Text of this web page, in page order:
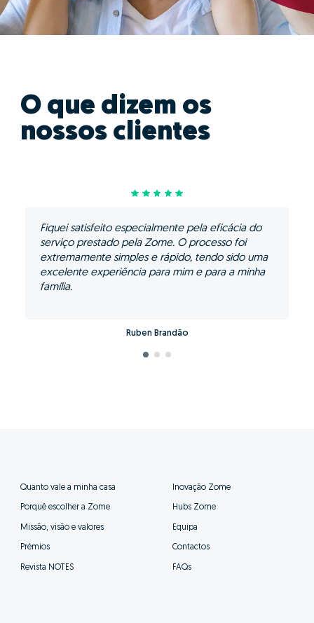
O que dizem os
nossos clientes
Fiquei satisfeito especialmente pela eficácia do
serviço prestado pela Zome. O processo foi
extremamente simples e rápido, tendo sido uma
excelente experiência para mim e para a minha
família.
Ruben Brandão
Quanto vale a minha casa
Porquê escolher a Zome
Missão, visão e valores
Prémios
Revista NOTES
Inovação Zome
Hubs Zome
Equipa
Contactos
FAQs